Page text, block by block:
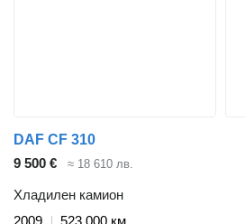
DAF CF 310
9 500 €
≈ 18 610 лв.
Хладилен камион
2009
523 000 км